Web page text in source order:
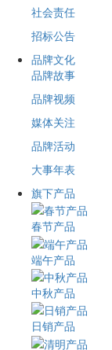
社会责任
招标公告
品牌文化
品牌故事
品牌视频
媒体关注
品牌活动
大事年表
旗下产品
春节产品
端午产品
中秋产品
日销产品